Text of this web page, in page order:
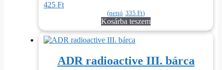
425 Ft
(nettó 335 Ft)
Kosárba teszem
ADR radioactive III. bárca